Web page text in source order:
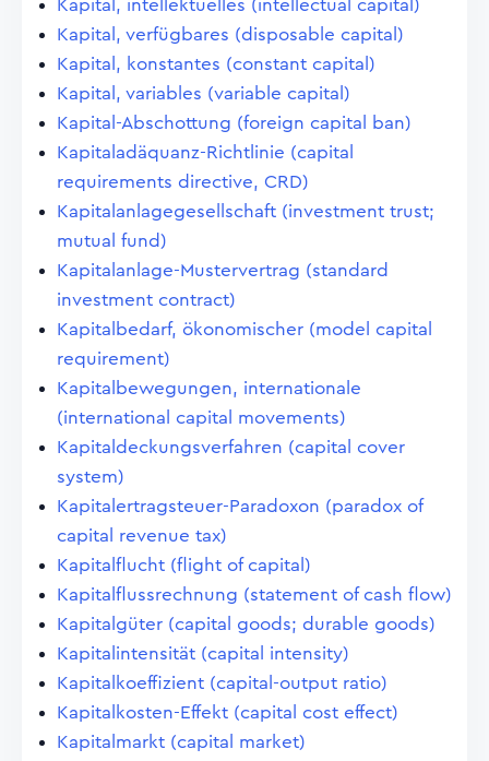
Kapital, intellektuelles (intellectual capital)
Kapital, verfügbares (disposable capital)
Kapital, konstantes (constant capital)
Kapital, variables (variable capital)
Kapital-Abschottung (foreign capital ban)
Kapitaladäquanz-Richtlinie (capital
requirements directive, CRD)
Kapitalanlagegesellschaft (investment trust;
mutual fund)
Kapitalanlage-Mustervertrag (standard
investment contract)
Kapitalbedarf, ökonomischer (model capital
requirement)
Kapitalbewegungen, internationale
(international capital movements)
Kapitaldeckungsverfahren (capital cover
system)
Kapitalertragsteuer-Paradoxon (paradox of
capital revenue tax)
Kapitalflucht (flight of capital)
Kapitalflussrechnung (statement of cash flow)
Kapitalgüter (capital goods; durable goods)
Kapitalintensität (capital intensity)
Kapitalkoeffizient (capital-output ratio)
Kapitalkosten-Effekt (capital cost effect)
Kapitalmarkt (capital market)